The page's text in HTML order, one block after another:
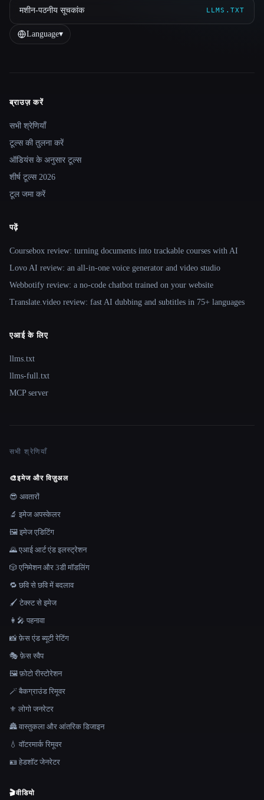
मशीन-पठनीय सूचकांक LLMS.TXT
Language▾
Site navigation
ब्राउज़ करें
सभी श्रेणियाँ
टूल्स की तुलना करें
ऑडियंस के अनुसार टूल्स
शीर्ष टूल्स 2026
टूल जमा करें
पढ़ें
Coursebox review: turning documents into trackable courses with AI
Lovo AI review: an all-in-one voice generator and video studio
Webbotify review: a no-code chatbot trained on your website
Translate.video review: fast AI dubbing and subtitles in 75+ languages
एआई के लिए
llms.txt
llms-full.txt
MCP server
सभी श्रेणियाँ
🎨इमेज और विज़ुअल
😎 अवतारों
🔬 इमेज अपस्केलर
🖼️ इमेज एडिटिंग
🌄 एआई आर्ट एंड इलस्ट्रेशन
🎲 एनिमेशन और 3डी मॉडलिंग
🔁 छवि से छवि में बदलाव
🖌️ टेक्स्ट से इमेज
👩‍🎤 पहनावा
📸 फ़ेस एंड ब्यूटी रेटिंग
🎭 फ़ेस स्वैप
🖼️ फ़ोटो रीस्टोरेशन
🪄 बैकग्राउंड रिमूवर
⚜️ लोगो जनरेटर
🏯 वास्तुकला और आंतरिक डिजाइन
💧 वॉटरमार्क रिमूवर
🪪 हेडशॉट जेनरेटर
🎬वीडियो